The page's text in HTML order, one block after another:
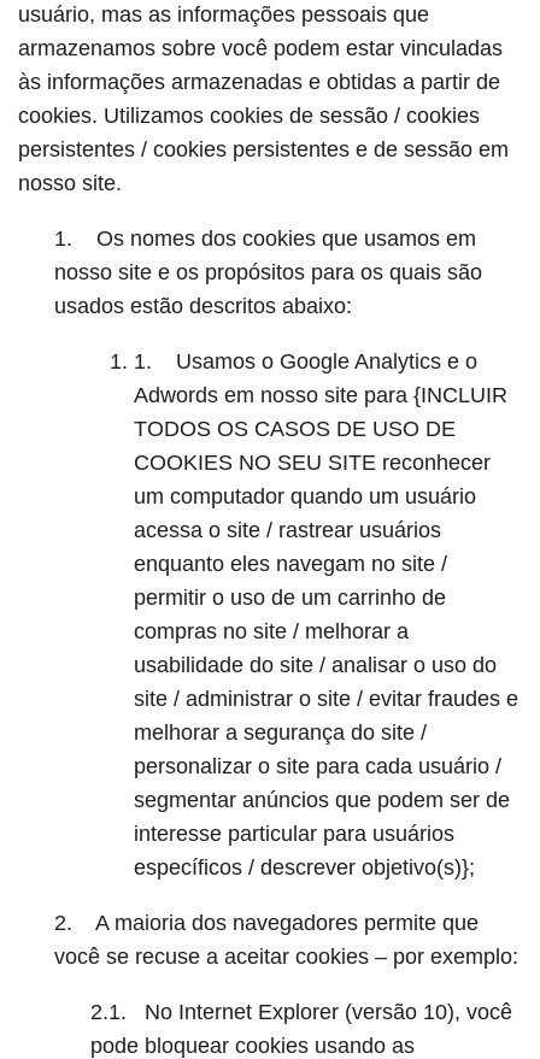
usuário, mas as informações pessoais que
armazenamos sobre você podem estar vinculadas
às informações armazenadas e obtidas a partir de
cookies. Utilizamos cookies de sessão / cookies
persistentes / cookies persistentes e de sessão em
nosso site.
1. Os nomes dos cookies que usamos em
nosso site e os propósitos para os quais são
usados estão descritos abaixo:
1. Usamos o Google Analytics e o
Adwords em nosso site para {INCLUIR
TODOS OS CASOS DE USO DE
COOKIES NO SEU SITE reconhecer
um computador quando um usuário
acessa o site / rastrear usuários
enquanto eles navegam no site /
permitir o uso de um carrinho de
compras no site / melhorar a
usabilidade do site / analisar o uso do
site / administrar o site / evitar fraudes e
melhorar a segurança do site /
personalizar o site para cada usuário /
segmentar anúncios que podem ser de
interesse particular para usuários
específicos / descrever objetivo(s)};
2. A maioria dos navegadores permite que
você se recuse a aceitar cookies – por exemplo:
2.1. No Internet Explorer (versão 10), você
pode bloquear cookies usando as